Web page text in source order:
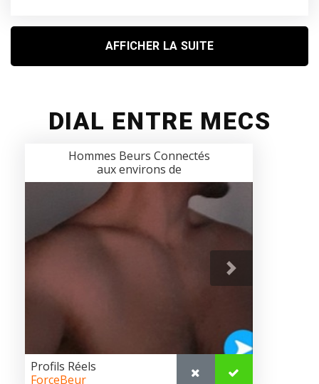
AFFICHER LA SUITE
DIAL ENTRE MECS